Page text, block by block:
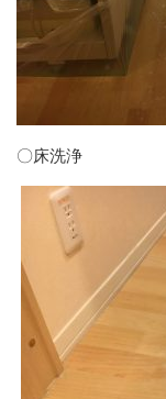
〇床洗浄